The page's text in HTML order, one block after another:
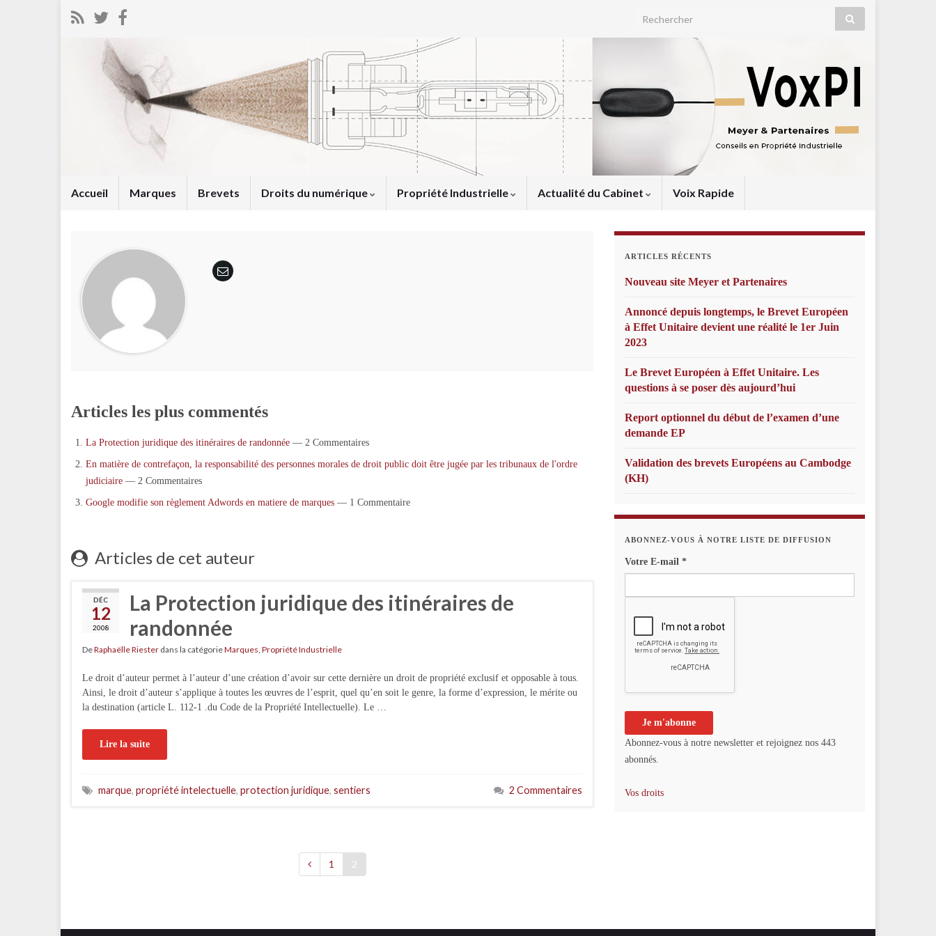
Search for:
Accueil Marques Brevets Droits du numérique Propriété Industrielle Actualité du Cabinet Voix Rapide
Articles les plus commentés
La Protection juridique des itinéraires de randonnée — 2 Commentaires
En matière de contrefaçon, la responsabilité des personnes morales de droit public doit être jugée par les tribunaux de l'ordre
judiciaire — 2 Commentaires
Google modifie son règlement Adwords en matiere de marques — 1 Commentaire
Articles de cet auteur
DÉC
12
2008
La Protection juridique des itinéraires de
randonnée
DeRaphaëlle Riester dans la catégorieMarques, Propriété Industrielle
Le droit d’auteur permet à l’auteur d’une création d’avoir sur cette dernière un droit de propriété exclusif et opposable à tous.
Ainsi, le droit d’auteur s’applique à toutes les œuvres de l’esprit, quel qu’en soit le genre, la forme d’expression, le mérite ou
la destination (article L. 112-1 .du Code de la Propriété Intellectuelle). Le …
Lire la suite
marque, propriété intelectuelle, protection juridique, sentiers 2 Commentaires
1 2
ARTICLES RÉCENTS
Nouveau site Meyer et Partenaires
Annoncé depuis longtemps, le Brevet Européen
à Effet Unitaire devient une réalité le 1er Juin
2023
Le Brevet Européen à Effet Unitaire. Les
questions à se poser dès aujourd’hui
Report optionnel du début de l’examen d’une
demande EP
Validation des brevets Européens au Cambodge
(KH)
ABONNEZ-VOUS À NOTRE LISTE DE DIFFUSION
Votre E-mail *
Abonnez-vous à notre newsletter et rejoignez nos 443
abonnés.
Vos droits